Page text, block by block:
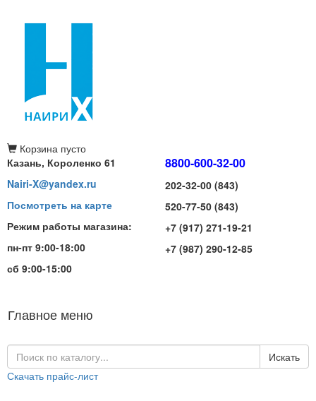
Корзина пусто
Казань, Короленко 61
Nairi-X@yandex.ru
Посмотреть на карте
Режим работы магазина:
пн-пт 9:00-18:00
сб 9:00-15:00
8800-600-32-00
202-32-00 (843)
520-77-50 (843)
+7 (917) 271-19-21
+7 (987) 290-12-85
Главное меню
Искать
Скачать прайс-лист